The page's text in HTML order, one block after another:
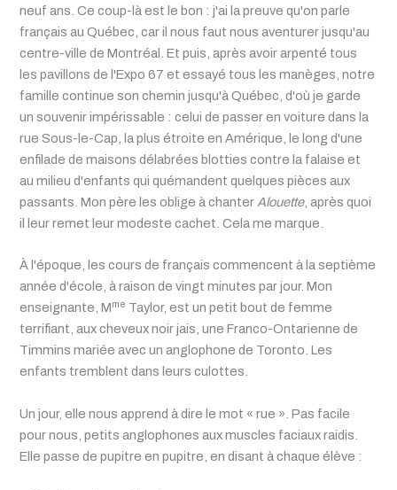
neuf ans. Ce coup-là est le bon : j'ai la preuve qu'on parle
français au Québec, car il nous faut nous aventurer jusqu'au
centre-ville de Montréal. Et puis, après avoir arpenté tous
les pavillons de l'Expo 67 et essayé tous les manèges, notre
famille continue son chemin jusqu'à Québec, d'où je garde
un souvenir impérissable : celui de passer en voiture dans la
rue Sous-le-Cap, la plus étroite en Amérique, le long d'une
enfilade de maisons délabrées blotties contre la falaise et
au milieu d'enfants qui quémandent quelques pièces aux
passants. Mon père les oblige à chanter Alouette, après quoi
il leur remet leur modeste cachet. Cela me marque.
À l'époque, les cours de français commencent à la septième
année d'école, à raison de vingt minutes par jour. Mon
enseignante, Mme Taylor, est un petit bout de femme
terrifiant, aux cheveux noir jais, une Franco-Ontarienne de
Timmins mariée avec un anglophone de Toronto. Les
enfants tremblent dans leurs culottes.
Un jour, elle nous apprend à dire le mot « rue ». Pas facile
pour nous, petits anglophones aux muscles faciaux raidis.
Elle passe de pupitre en pupitre, en disant à chaque élève :